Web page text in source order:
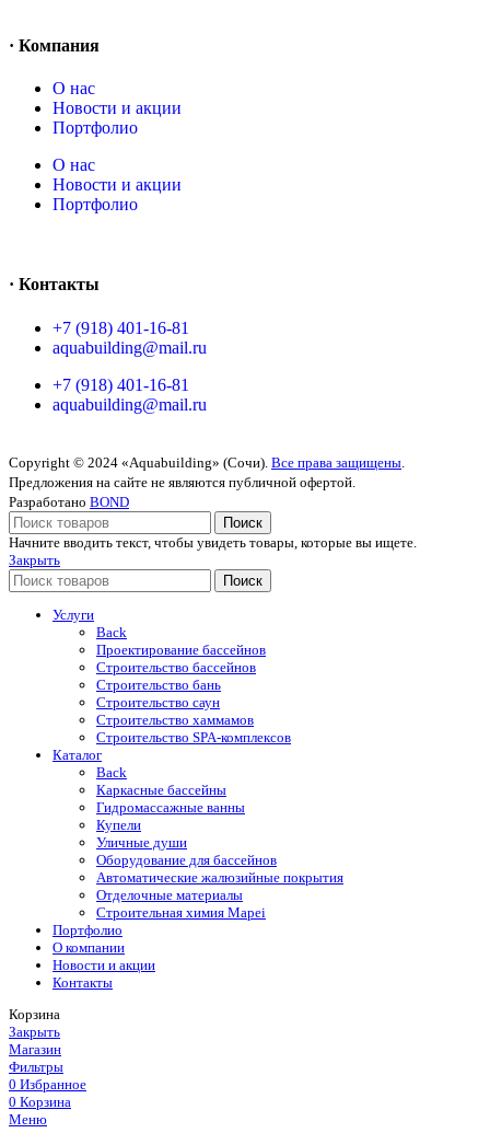
· Компания
O нас
Новости и акции
Портфолио
O нас
Новости и акции
Портфолио
· Контакты
+7 (918) 401-16-81
aquabuilding@mail.ru
+7 (918) 401-16-81
aquabuilding@mail.ru
Copyright © 2024 «Aquabuilding» (Сочи). Все права защищены
Предложения на сайте не являются публичной офертой.
Разработано BOND
Поиск
Начните вводить текст, чтобы увидеть товары, которые вы ищете.
Закрыть
Поиск
Услуги
Back
Проектирование бассейнов
Строительство бассейнов
Строительство бань
Строительство саун
Строительство хаммамов
Строительство SPA-комплексов
Каталог
Back
Каркасные бассейны
Гидромассажные ванны
Купели
Уличные души
Оборудование для бассейнов
Автоматические жалюзийные покрытия
Отделочные материалы
Строительная химия Mapei
Портфолио
O компании
Новости и акции
Контакты
Корзина
Закрыть
Магазин
Фильтры
0 Избранное
0 Корзина
Меню